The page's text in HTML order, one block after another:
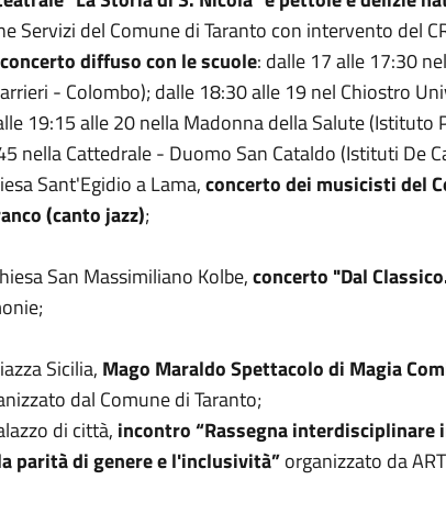
Servizi del Comune di Taranto con intervento del
concerto diffuso con le scuole: dalle 17 alle 17:30
- Colombo); dalle 18:30 alle 19 nel Chiostro
19:15 alle 20 nella Madonna della Salute (Istituto
nella Cattedrale - Duomo San Cataldo (Istituti De
Sant'Egidio a Lama,concerto dei musicisti del
(canto jazz);
San Massimiliano Kolbe,concerto "Dal
Sicilia, Mago Maraldo Spettacolo di Magia
dal Comune di Taranto;
di città, incontro “Rassegna interdisciplinare
parità di genere e l'inclusività”organizzato da